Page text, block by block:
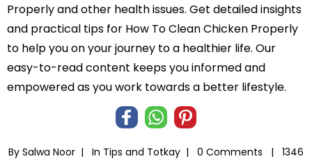
Properly and other health issues. Get detailed insights
and practical tips for How To Clean Chicken Properly
to help you on your journey to a healthier life. Our
easy-to-read content keeps you informed and
empowered as you work towards a better lifestyle.
By Salwa Noor | In Tips and Totkay | 0 Comments |
1346